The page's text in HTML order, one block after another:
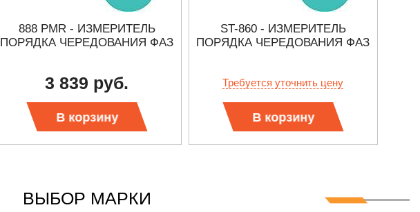
888 PMR - ИЗМЕРИТЕЛЬ
ПОРЯДКА ЧЕРЕДОВАНИЯ ФАЗ
3 839 руб.
В корзину
ST-860 - ИЗМЕРИТЕЛЬ
ПОРЯДКА ЧЕРЕДОВАНИЯ ФАЗ
Требуется уточнить цену
В корзину
ВЫБОР МАРКИ